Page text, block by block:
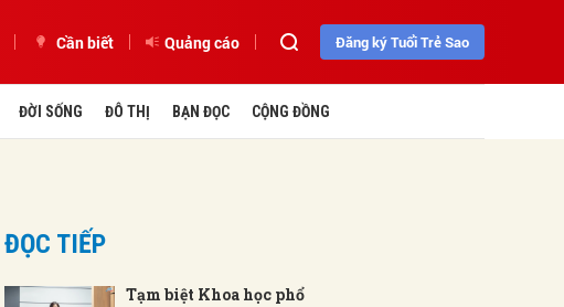
Cần biết Quảng cáo Đăng ký Tuổi Trẻ Sao
ĐỜI SỐNG ĐÔ THỊ BẠN ĐỌC CỘNG ĐỒNG
ĐỌC TIẾP
Tạm biệt Khoa học phổ